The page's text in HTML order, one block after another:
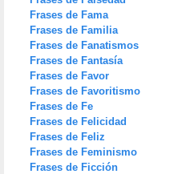
Frases de Fama
Frases de Familia
Frases de Fanatismos
Frases de Fantasía
Frases de Favor
Frases de Favoritismo
Frases de Fe
Frases de Felicidad
Frases de Feliz
Frases de Feminismo
Frases de Ficción